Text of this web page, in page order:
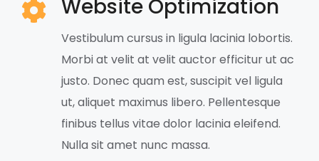
Website Optimization
Vestibulum cursus in ligula lacinia lobortis.
Morbi at velit at velit auctor efficitur ut ac
justo. Donec quam est, suscipit vel ligula
ut, aliquet maximus libero. Pellentesque
finibus tellus vitae dolor lacinia eleifend.
Nulla sit amet nunc massa.